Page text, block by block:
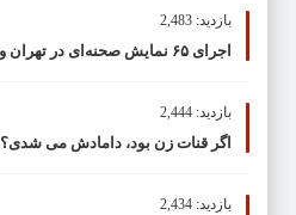
بازدید: 2,483
اجرای ۶۵ نمایش صحنه‌ای در تهران و ۳۰۰ اثر در شهرستان‌ها
بازدید: 2,444
اگر قنات زن بود، دامادش می شدی؟
بازدید: 2,434